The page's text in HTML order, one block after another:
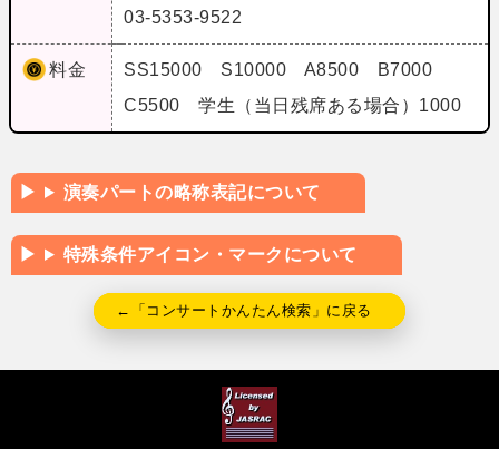
03-5353-9522
料金
SS15000 S10000 A8500 B7000
C5500 学生（当日残席ある場合）1000
演奏パートの略称表記について
特殊条件アイコン・マークについて
←「コンサートかんたん検索」に戻る